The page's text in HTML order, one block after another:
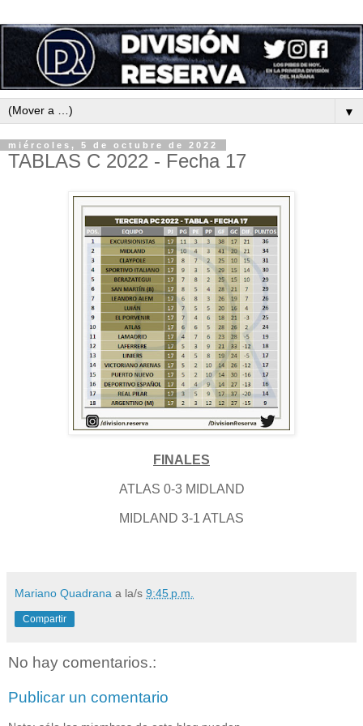
▼
miércoles, 5 de octubre de 2022
TABLAS C 2022 - Fecha 17
FINALES
ATLAS 0-3 MIDLAND
MIDLAND 3-1 ATLAS
Mariano Quadrana a la/s 9:45 p.m.
Compartir
No hay comentarios.:
Publicar un comentario